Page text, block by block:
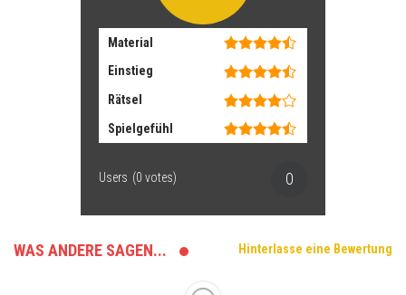
Material
Einstieg
Rätsel
Spielgefühl
Users (0 votes) 0
WAS ANDERE SAGEN... Hinterlasse eine Bewertung